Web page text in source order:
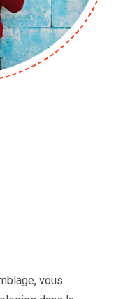
vous